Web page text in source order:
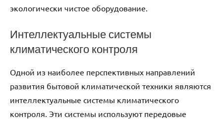
экологически чистое оборудование.
Интеллектуальные системы
климатического контроля
Одной из наиболее перспективных направлений
развития бытовой климатической техники являются
интеллектуальные системы климатического
контроля. Эти системы используют передовые